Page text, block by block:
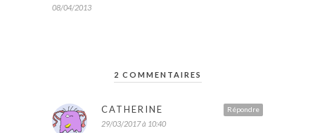
08/04/2013
2 COMMENTAIRES
Répondre
CATHERINE
29/03/2017 à 10:40